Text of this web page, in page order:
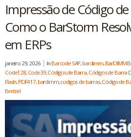
Impressão de Código
Como o BarStorm
em ERPs
janeiro 29, 2026 In Barcode SAP, bardimm, BarDIMM
Code128, Code39, Códigos de Barra, Códigos de Barra
Flash, PDF417, bardimm, codigos de barras,Código de
Bretzel